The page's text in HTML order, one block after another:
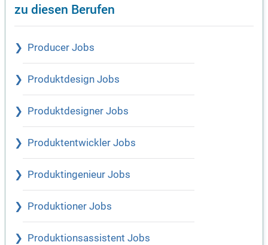
zu diesen Berufen
Producer Jobs
Produktdesign Jobs
Produktdesigner Jobs
Produktentwickler Jobs
Produktingenieur Jobs
Produktioner Jobs
Produktionsassistent Jobs